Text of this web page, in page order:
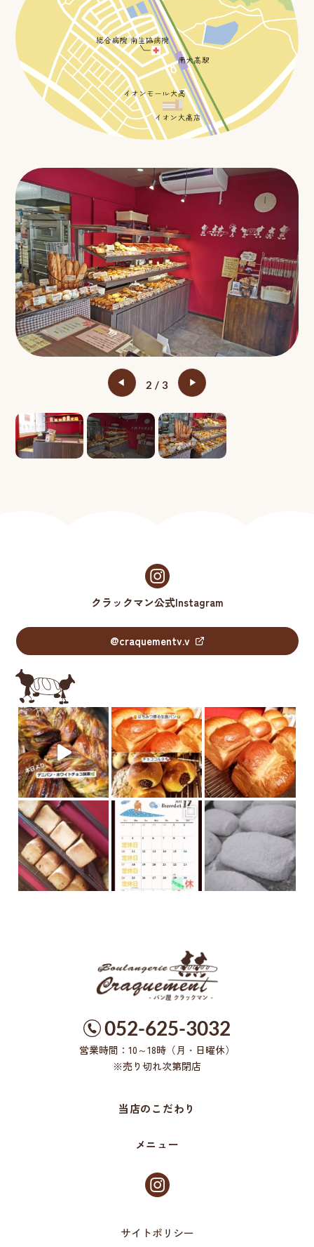
3 3
クラックマン公式Instagram
@craquementv.v
052-625-3032
営業時間：10～18時（月・日曜休）
※売り切れ次第閉店
当店のこだわり
メニュー
サイトポリシー